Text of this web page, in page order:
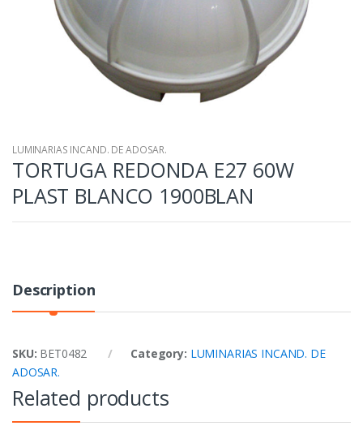
LUMINARIAS INCAND. DE ADOSAR.
TORTUGA REDONDA E27 60W
PLAST BLANCO 1900BLAN
Description
SKU: BET0482 Category: LUMINARIAS INCAND. DE
ADOSAR.
Related products